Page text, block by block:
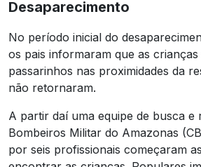
Desaparecimento
No período inicial do
os pais informaram que as
passarinhos nas proximidades da
não retornaram.
A partir daí uma equipe de busca e
Bombeiros Militar do Amazonas
por seis profissionais começaram